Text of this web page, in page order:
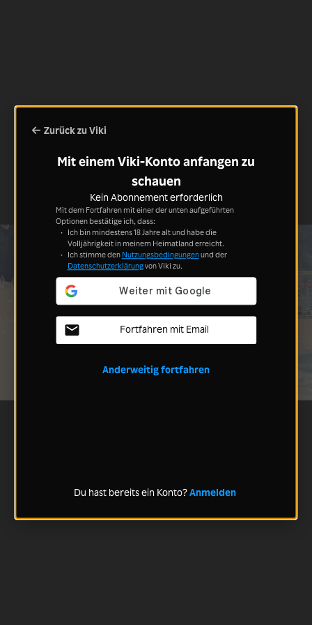
Zurück zu Viki
Mit einem Viki-Konto anfangen zu
schauen
Kein Abonnement erforderlich
Mit dem Fortfahren mit einer der unten aufgeführten
Optionen bestätige ich, dass:
Ich bin mindestens 18 Jahre alt und habe die
Volljährigkeit in meinem Heimatland erreicht.
Ich stimme den Nutzungsbedingungenund der
Datenschutzerklärungvon Viki zu.
Fortfahren mit Email
Anderweitig fortfahren
Du hast bereits ein Konto?Anmelden